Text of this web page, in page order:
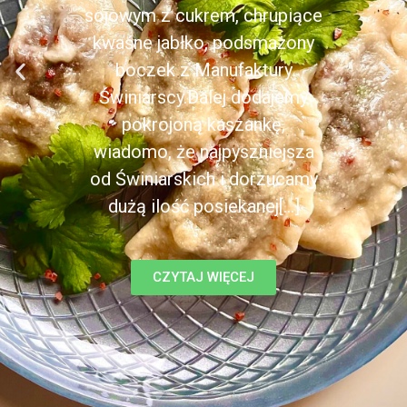
sojowym z cukrem, chrupiące
kwaśne jabłko, podsmażony
boczek z Manufaktury
Świniarscy.Dalej dodajemy
pokrojoną kaszankę,
wiadomo, że najpyszniejsza
od Świniarskich i dorzucamy
dużą ilość posiekanej[...]
CZYTAJ WIĘCEJ